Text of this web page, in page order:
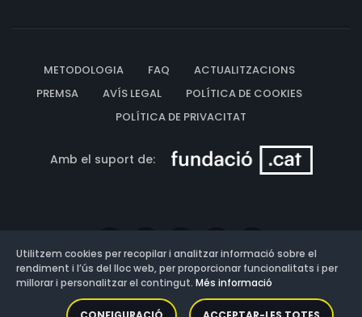
METODOLOGIA FAQ
ACTUALITZACIONS
PREMSA
AVÍS LEGAL
POLÍTICA DE COOKIES
POLÍTICA DE PRIVACITAT
Amb el suport de:
Versió: 3.13.0.202607011342
Utilitzem cookies per recopilar i analitzar informació sobre el
rendiment i l’ús del lloc web, per proporcionar funcionalitats i per
millorar i personalitzar el contingut. Més informació